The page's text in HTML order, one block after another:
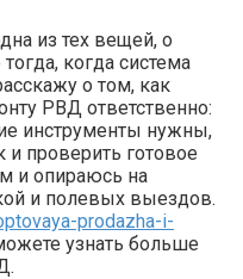
из тех вещей, о
когда система
о том, как
РВД ответственно:
инструменты нужны,
проверить готовое
и опираюсь на
и полевых выездов.
prodazha-i-
узнать больше